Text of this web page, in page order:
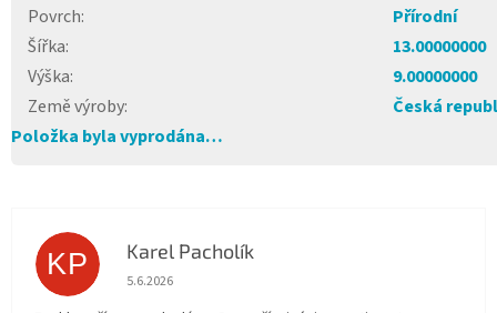
Povrch:
Přírodní
Šířka:
13.00000000
Výška:
9.00000000
Země výroby:
Česká
Položka byla vyprodána…
KP Karel Pacholík
Hodnocení obchodu je 4 z 5 hvězdiček.
5.6.2026